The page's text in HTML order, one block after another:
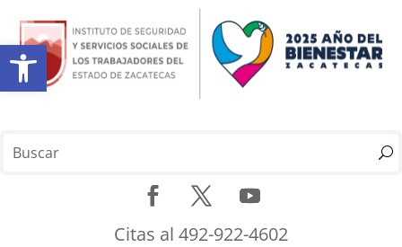
Abrir barra de herramientas
Citas al 492-922-4602